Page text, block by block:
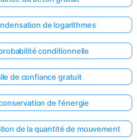
de logarithmes
conditionnelle
de confiance gratuit
de l'énergie
de la quantité de mouvement